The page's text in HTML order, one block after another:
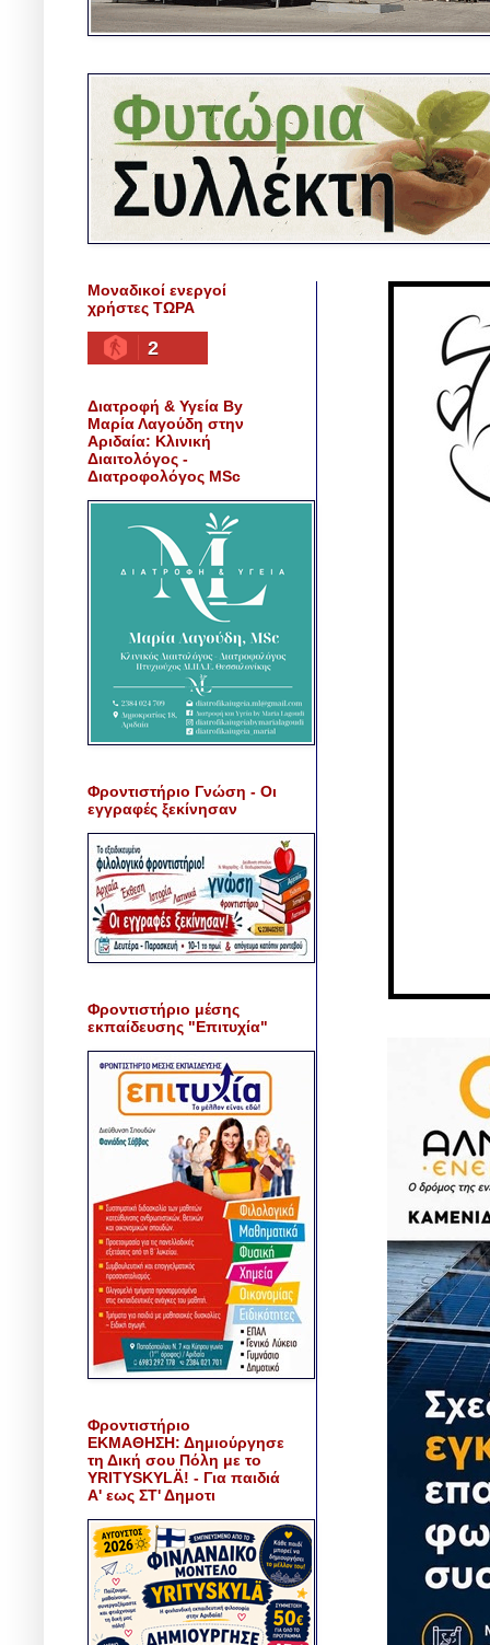
Μοναδικοί ενεργοί
χρήστες ΤΩΡΑ
2
Διατροφή & Υγεία By
Μαρία Λαγούδη στην
Αριδαία: Κλινική
Διαιτολόγος -
Διατροφολόγος MSc
Φροντιστήριο Γνώση - Οι
εγγραφές ξεκίνησαν
Φροντιστήριο μέσης
εκπαίδευσης "Επιτυχία"
Φροντιστήριο
ΕΚΜΑΘΗΣΗ: Δημιούργησε
τη Δική σου Πόλη με το
YRITYSKYLÄ! - Για παιδιά
Α' εως ΣΤ' Δημοτι